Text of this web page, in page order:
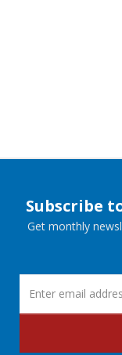
Subscribe
Get monthly